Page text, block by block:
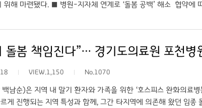
위해 마련됐다. ■ 병원-지자체 연계로 ‘돌봄 공백’ 해소 협약에
하게 된다. 특히 파주병원은 지역책임의료기관으로서 그간 쌓아
) 중 퇴원 후 독립적인 생활이 어렵거나 보호자의 도움을 받기
의 ‘찾아가는 경기도 돌봄의료센터’와 파주시 ‘민간 재택의료센
재입원을 예방하는데 총력을 기울일 예정이다. ■ 상담 문턱 낮
자(공공보건의료사업실 사회복지사·간호사 등)에게 문의하면
돌봄 책임진다”… 경기도의료원 포천병
VIEW.1,150 No.1070
남순)은 지역 내 말기 환자와 가족을 위한 ‘호스피스 완화의료
게 진행되는 지역 특성과 함께, 그간 타지역에 의존해 왔던 임종